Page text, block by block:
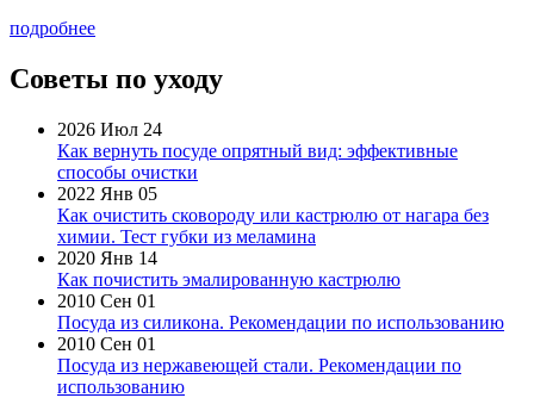
подробнее
Советы по уходу
2026 Июл 24
Как вернуть посуде опрятный вид: эффективные
способы очистки
2022 Янв 05
Как очистить сковороду или кастрюлю от нагара без
химии. Тест губки из меламина
2020 Янв 14
Как почистить эмалированную кастрюлю
2010 Сен 01
Посуда из силикона. Рекомендации по использованию
2010 Сен 01
Посуда из нержавеющей стали. Рекомендации по
использованию